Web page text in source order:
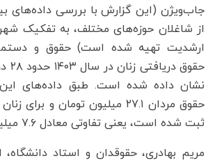
از شاغلان حوزه‌های مختلف، به تفکیک
نشان داده شده است. طبق داده‌های این
ثبت شده است، یعنی تفاوتی معادل ۷.۶ میلیون تومان در ماه.
مریم ‌بهادری، حقوقدان و استاد دانشگاه،